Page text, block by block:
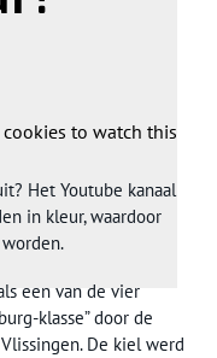
cookies to watch this
Het Youtube kanaal
in kleur, waardoor
een van de vier
klasse” door de
De kiel werd